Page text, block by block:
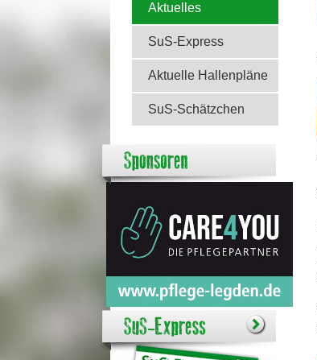
Aktuelles
SuS-Express
Aktuelle Hallenpläne
SuS-Schätzchen